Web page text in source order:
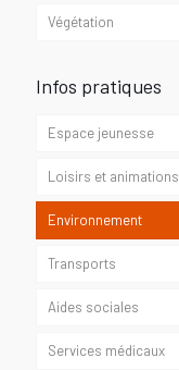
Végétation
Infos pratiques
Espace jeunesse
Loisirs et animations
Environnement
Transports
Aides sociales
Services médicaux